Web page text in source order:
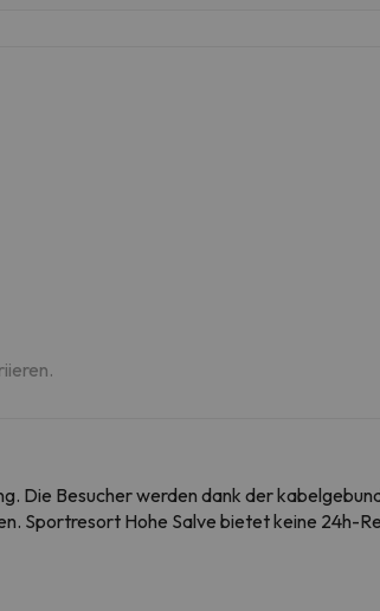
Die Besucher werden dank der
Sportresort Hohe Salve bietet keine 24h-